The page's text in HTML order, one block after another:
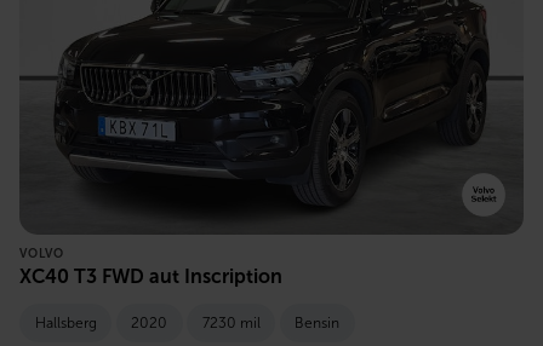
VOLVO
XC40 T3 FWD aut Inscription
Hallsberg 2020 7230 mil Bensin